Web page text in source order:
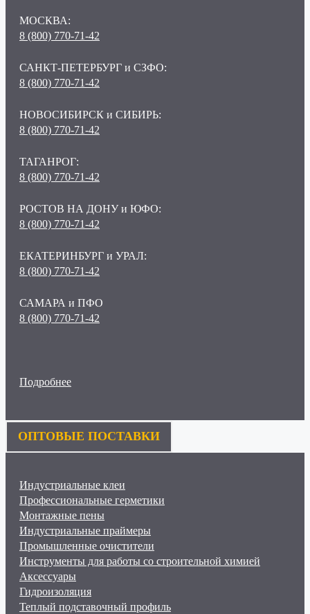
МОСКВА:
8 (800) 770-71-42
САНКТ-ПЕТЕРБУРГ и СЗФО:
8 (800) 770-71-42
НОВОСИБИРСК и СИБИРЬ:
8 (800) 770-71-42
ТАГАНРОГ:
8 (800) 770-71-42
РОСТОВ НА ДОНУ и ЮФО:
8 (800) 770-71-42
ЕКАТЕРИНБУРГ и УРАЛ:
8 (800) 770-71-42
САМАРА и ПФО
8 (800) 770-71-42
Подробнее
ОПТОВЫЕ ПОСТАВКИ
Индустриальные клеи
Профессиональные герметики
Монтажные пены
Индустриальные праймеры
Промышленные очистители
Инструменты для работы со строительной химией
Аксессуары
Гидроизоляция
Теплый подставочный профиль